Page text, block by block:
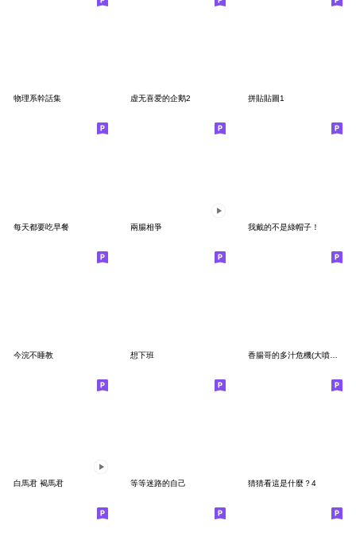
物理系幹話集 虚无喜爱的企鹅2 拼貼貼圖1
每天都要吃早餐 兩腸相爭 我戴的不是綠帽子！
今浣不睡教 想下班 香腸哥的多汁危機(大噴發）
白馬君 褐馬君 等等迷路的自己 猜猜看這是什麼？4